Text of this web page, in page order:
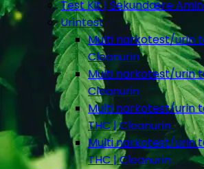
Test Kit | Sekundære
Urintest
Multi narkotest/urin
Cleanurin
Multi narkotest/urin
Cleanurin
Multi narkotest/urin
THC | Cleanurin
Multi narkotest/urin
THC | Cleanurin